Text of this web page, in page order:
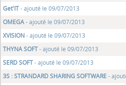
Get'IT- ajouté le 09/07/2013
OMEGA- ajouté le 09/07/2013
XVISION- ajouté le 09/07/2013
THYNA SOFT- ajouté le 09/07/2013
SERD SOFT- ajouté le 09/07/2013
3S : STRANDARD SHARING SOFTWARE-